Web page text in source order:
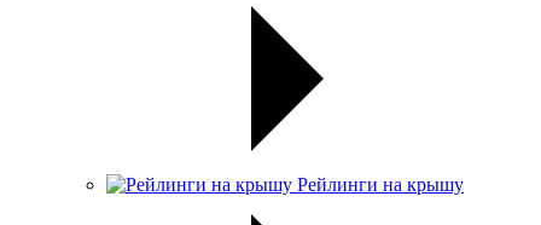
Рейлинги на крышу